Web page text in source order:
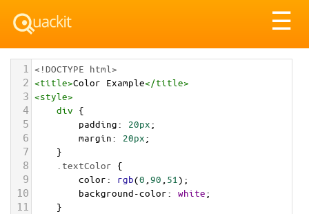
☰
1 <!DOCTYPE html>
2 <title>Color Example</title>
3 <style>
4 div {
5 padding: 20px;
6 margin: 20px;
7 }
8 .textColor {
9 color: rgb(0 90 51 );
10 background-color: white;
11 }